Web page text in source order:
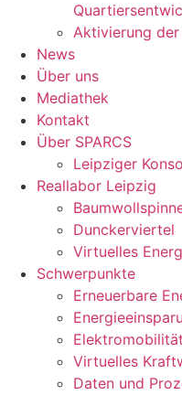
Aktivierung
News
Über uns
Mediathek
Kontakt
Über SPARCS
Leipziger
Reallabor Leipzig
Dunckerviertel
Virtuelles
Schwerpunkte
Erneuerbare
Elektromobilität
Virtuelles
Daten und